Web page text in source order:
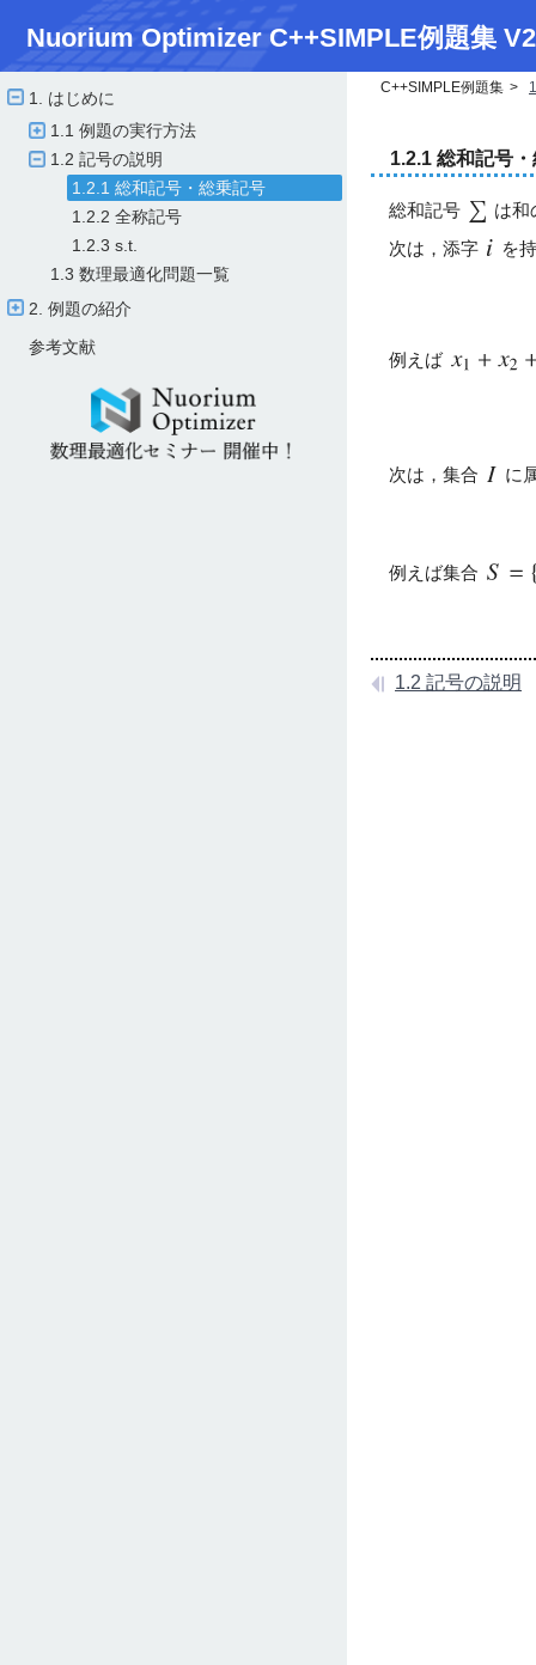
Nuorium Optimizer C++SIMPLE例題集
1. はじめに
1.1 例題の実行方法
1.2 記号の説明
1.2.1 総和記号・総乗記号
1.2.2 全称記号
1.2.3 s.t.
1.3 数理最適化問題一覧
2. 例題の紹介
参考文献
C++SIMPLE例題集
1.2.1 総和記号
総和記号
は和
次は，添字
を
例えば
次は，集合 に
例えば集合
1.2 記号の説明